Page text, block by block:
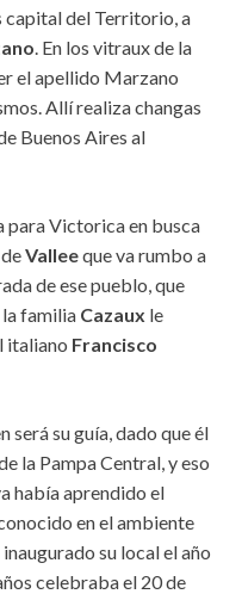
capital del Territorio, a
. En los vitraux de la
el apellido Marzano
Allí realiza changas
Buenos Aires al
para Victorica en busca
Valleeque va rumbo a
de ese pueblo, que
la familia Cazaux le
italiano Francisco
será su guía, dado que él
la Pampa Central, y eso
había aprendido el
en el ambiente
su local el año
celebraba el 20 de